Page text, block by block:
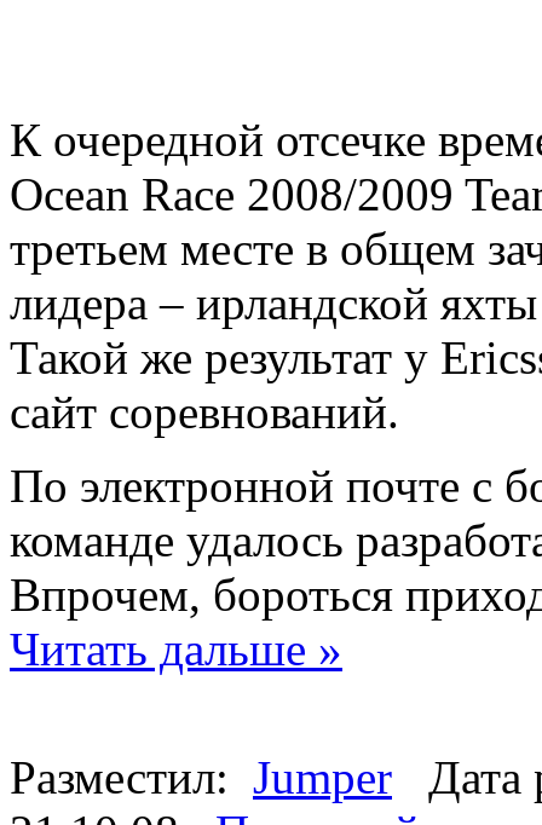
К очередной отсечке
Ocean Race 2008/2009
третьем месте в общем
лидера – ирландской
Такой же результат у
сайт соревнований.
По электронной почте с
команде удалось
Впрочем, бороться
Читать дальше »
Разместил: Jumper Дата